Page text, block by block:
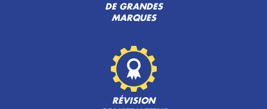
DE GRANDES
MARQUES
RÉVISION